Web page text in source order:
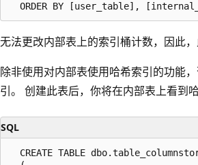
无法更改内部表上的索引桶计数，因此
除非使用对内部表使用哈希索引的功能
引。 创建此表后，你将在内部表上看到哈
SQL
CREATE TABLE